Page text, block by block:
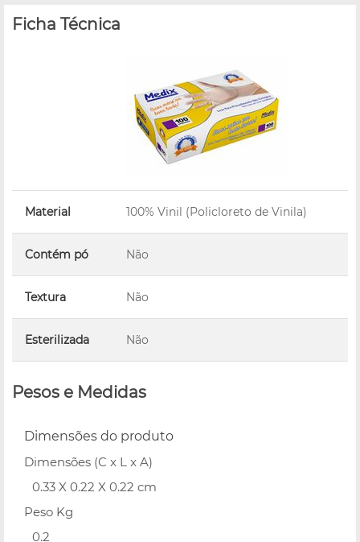
Ficha Técnica
Material 100% Vinil (Policloreto de Vinila)
Contém pó Não
Textura Não
Esterilizada Não
Pesos e Medidas
Dimensões do produto
Dimensões (C x L x A)
0.33 X 0.22 X 0.22 cm
Peso Kg
0.2